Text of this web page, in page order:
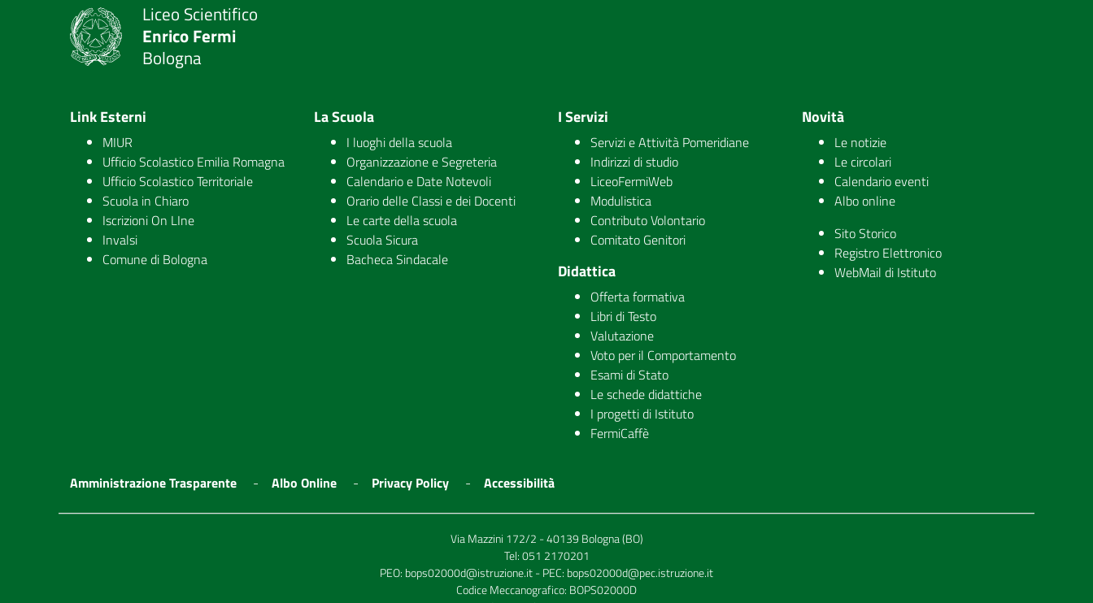
Liceo Scientifico
Enrico Fermi
Bologna
Link Esterni
MIUR
Ufficio Scolastico Emilia Romagna
Ufficio Scolastico Territoriale
Scuola in Chiaro
Iscrizioni On LIne
Invalsi
Comune di Bologna
La Scuola
I luoghi della scuola
Organizzazione e Segreteria
Calendario e Date Notevoli
Orario delle Classi e dei Docenti
Le carte della scuola
Scuola Sicura
Bacheca Sindacale
I Servizi
Servizi e Attività Pomeridiane
Indirizzi di studio
LiceoFermiWeb
Modulistica
Contributo Volontario
Comitato Genitori
Didattica
Offerta formativa
Libri di Testo
Valutazione
Voto per il Comportamento
Esami di Stato
Le schede didattiche
I progetti di Istituto
FermiCaffè
Novità
Le notizie
Le circolari
Calendario eventi
Albo online
Sito Storico
Registro Elettronico
WebMail di Istituto
Amministrazione Trasparente Albo Online Privacy Policy Accessibilità
Via Mazzini 172/2 - 40139 Bologna (BO)
Tel:051 2170201
PEO: bops02000d@istruzione.it- PEC: bops02000d@pec.istruzione.it
Codice Meccanografico: BOPS02000D